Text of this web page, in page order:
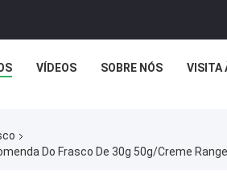
VÍDEOS SOBRE NÓS VISITA
Do Frasco De 30g 50g/creme